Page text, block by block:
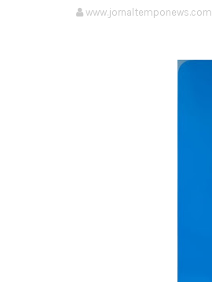
www.jornaltemponews.com